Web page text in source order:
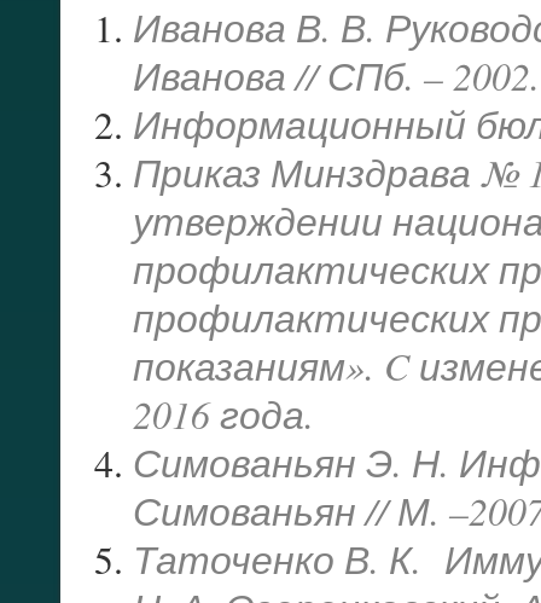
Иванова В. В.
Иванова // СПб. – 2002.
Информационный
Приказ Минздрава №
утверждении
профилактических
профилактических
показаниям». C
2016 года.
Симованьян Э. Н.
Симованьян // М.
Таточенко В. К.